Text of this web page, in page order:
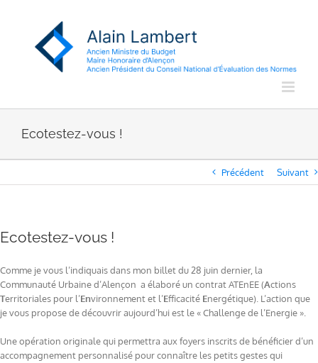
Ecotestez-vous !
Précédent Suivant
Ecotestez-vous !
Comme je vous l’indiquais dans mon billet du 28 juin dernier, la
Communauté Urbaine d’Alençon a élaboré un contrat ATEnEE (Actions
Territoriales pour l’Environnement et l’Efficacité Energétique). L’action que
je vous propose de découvrir aujourd’hui est le « Challenge de l’Energie ».
Une opération originale qui permettra aux foyers inscrits de bénéficier d’un
accompagnement personnalisé pour connaître les petits gestes qui